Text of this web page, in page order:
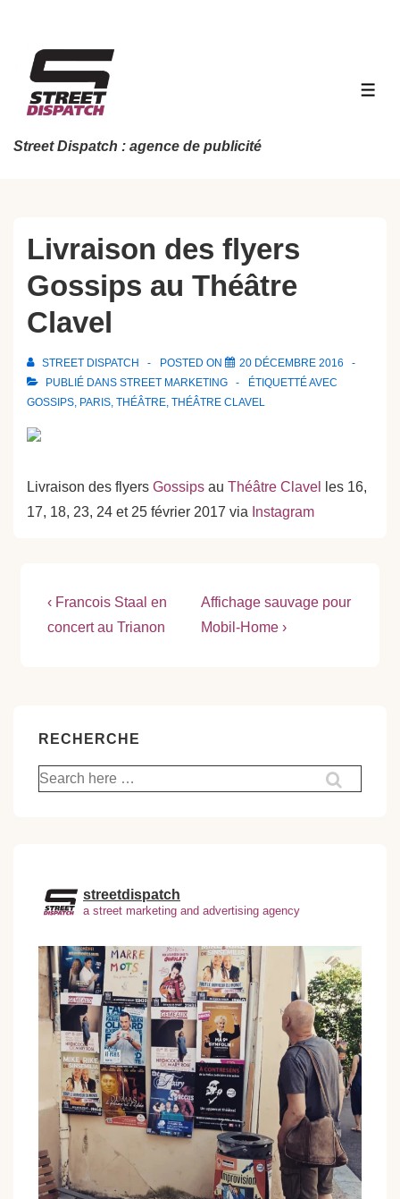
contenu
principal
Street Dispatch : agence de publicité
Livraison des flyers
Gossips au Théâtre
Clavel
STREET DISPATCH POSTED ON
20 DÉCEMBRE 2016
PUBLIÉ DANS STREET MARKETING
ÉTIQUETTÉ AVEC
GOSSIPS, PARIS, THÉÂTRE, THÉÂTRE CLAVEL
Livraison des flyers Gossips au Théâtre Clavel
les 16,
17, 18, 23, 24 et 25 février 2017 via Instagram
Navigation
de
Previous
Post
‹ Francois Staal en
concert au Trianon
Next
Post
Affichage sauvage pour
Mobil-Home ›
RECHERCHE
Recherche
pour:
streetdispatch
a street marketing and advertising agency